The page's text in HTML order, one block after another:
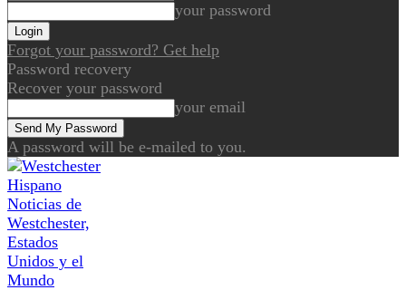
your password
Forgot your password? Get help
Password recovery
Recover your password
your email
A password will be e-mailed to you.
Noticias de
Westchester,
Estados
Unidos y el
Mundo